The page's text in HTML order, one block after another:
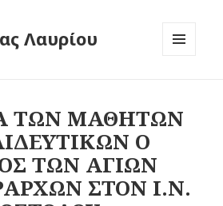
Λαυρίου
ΤΩΝ ΜΑΘΗΤΩΝ
Ο
ΤΩΝ ΑΓΙΩΝ
ΣΤΟΝ Ι.Ν.